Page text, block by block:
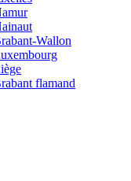
Wallon
flamand